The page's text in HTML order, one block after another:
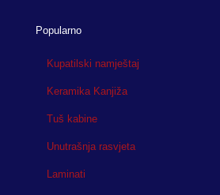
Popularno
Kupatilski namještaj
Keramika Kanjiža
Tuš kabine
Unutrašnja rasvjeta
Laminati